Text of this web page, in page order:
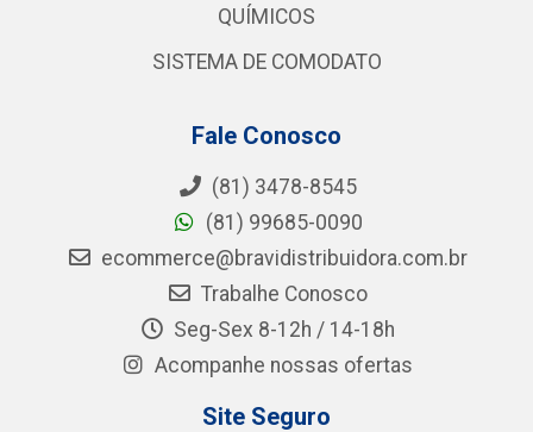
QUÍMICOS
SISTEMA DE COMODATO
Fale Conosco
(81) 3478-8545
(81) 99685-0090
ecommerce@bravidistribuidora.com.br
Trabalhe Conosco
Seg-Sex 8-12h / 14-18h
Acompanhe nossas ofertas
Site Seguro